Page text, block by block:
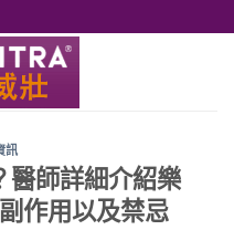
訊
醫師詳細介紹樂
作用以及禁忌